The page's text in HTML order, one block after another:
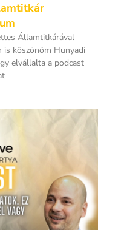
Államtitkárával
is köszönöm Hunyadi
elvállalta a podcast